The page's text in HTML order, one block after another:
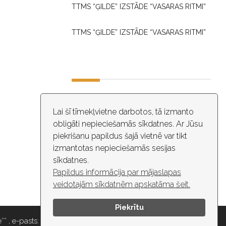
Lai šī tīmekļvietne darbotos, tā izmanto
obligāti nepieciešamās sīkdatnes. Ar Jūsu
piekrišanu papildus šajā vietnē var tikt
izmantotas nepieciešamās sesijas
sīkdatnes.
Papildus informācija par mājaslapas
veidotajām sīkdatnēm apskatāma šeit.
Piekrītu
TTMS “ĢILDE” IZSTĀDE “VASARAS RITMI”
TTMS “ĢILDE” IZSTĀDE “VASARAS RITMI”
DARBA LAIKS
10:00 - 18:30
ĒKĀ NOTIEK VIDEO NOVĒROŠANA
e-pasts: maza.gilde@riga.lv, tālr: 67037418